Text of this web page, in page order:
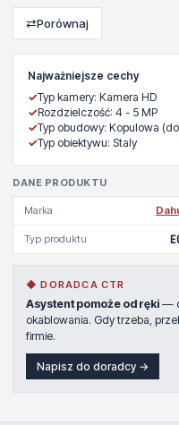
Najważniejsze cechy
✓Typ kamery: Kamera HD
✓Rozdzielczość: 4 - 5 MP
✓Typ obudowy: Kopulowa
✓Typ obiektywu: Staly
DANE PRODUKTU
Marka
Typ produktu
◆ DORADCA CTR
Asystent pomoże od ręki —
okablowania. Gdy trzeba,
firmie.
Napisz do doradcy →
⇄Porównaj